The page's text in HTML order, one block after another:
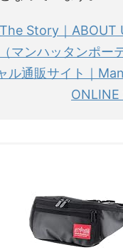
The Story｜ABOUT
マンハッタンポー
ル通販サイト｜
ONLINE